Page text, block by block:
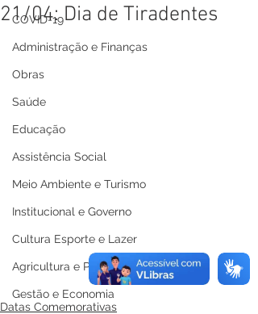
COVID-19
Administração e Finanças
Obras
Saúde
Educação
Assistência Social
Meio Ambiente e Turismo
Institucional e Governo
Cultura Esporte e Lazer
Agricultura e Produção
Gestão e Economia
21/04: Dia de Tiradentes
Datas Comemorativas